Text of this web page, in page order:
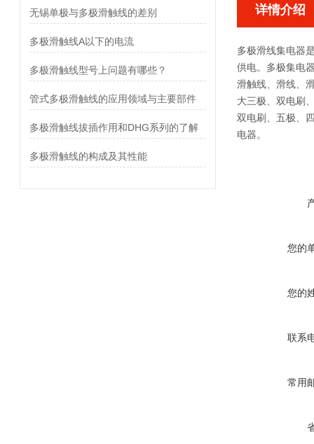
无锡单极与多极滑触线的差别
多极滑触线A以下的电流
多极滑触线型号上问题有哪些？
管式多极滑触线的应用领域与主要部件
多极滑触线拔插作用和DHG系列的了解
多极滑触线的构成及其性能
详情介绍
多极滑线集电器
供电。多极集电
滑触线、滑线、
大三极、双电刷
双电刷、五极、
电器。
您的
您的
联系
常用